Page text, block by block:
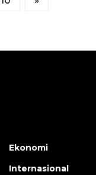
Ekonomi
Internasional